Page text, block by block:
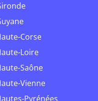
Gironde
Guyane
Haute-Corse
Haute-Loire
Haute-Saône
Haute-Vienne
Hautes-Pyrénées